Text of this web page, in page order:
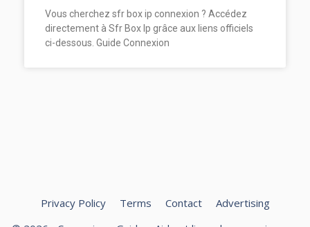
Vous cherchez sfr box ip connexion ? Accédez
directement à Sfr Box Ip grâce aux liens officiels
ci-dessous. Guide Connexion
Privacy Policy Terms Contact
Advertising